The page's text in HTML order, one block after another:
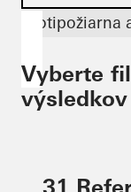
Vyberte
výsledkov